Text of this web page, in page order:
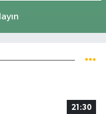
21:30